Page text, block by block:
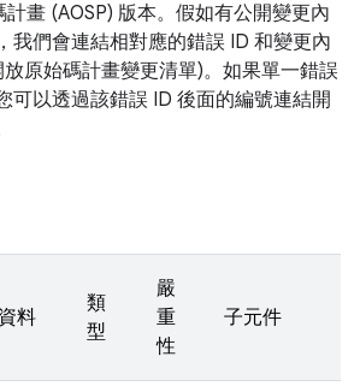
畫 (AOSP) 版本。假如有公開變更內
我們會連結相對應的錯誤 ID 和變更內
原始碼計畫變更清單)。如果單一錯誤
可以透過該錯誤 ID 後面的編號連結開
料
類
型
嚴
重
性
子元件